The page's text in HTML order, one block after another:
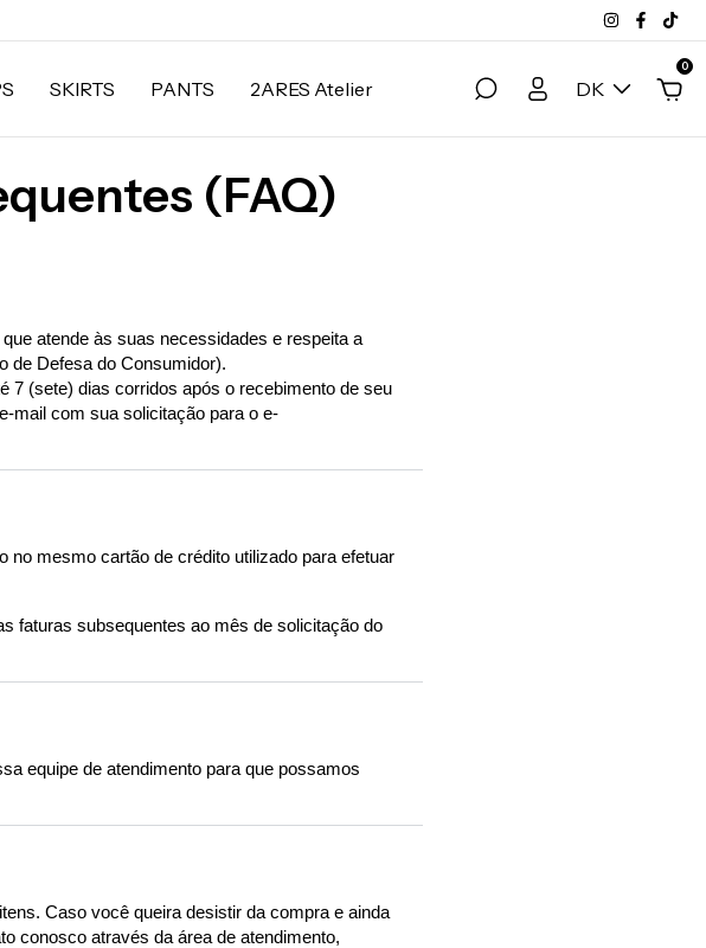
SKIRTS PANTS 2ARES Atelier DK
0
(FAQ)
atende às suas necessidades e respeita a
de Defesa do Consumidor).
7 (sete) dias corridos após o recebimento de seu
mail com sua solicitação para o e-
mesmo cartão de crédito utilizado para efetuar
faturas subsequentes ao mês de solicitação do
equipe de atendimento para que possamos
Caso você queira desistir da compra e ainda
conosco através da área de atendimento,